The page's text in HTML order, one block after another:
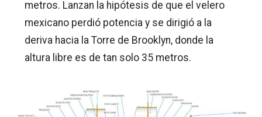
metros. Lanzan la hipótesis de que el velero
mexicano perdió potencia y se dirigió a la
deriva hacia la Torre de Brooklyn, donde la
altura libre es de tan solo 35 metros.